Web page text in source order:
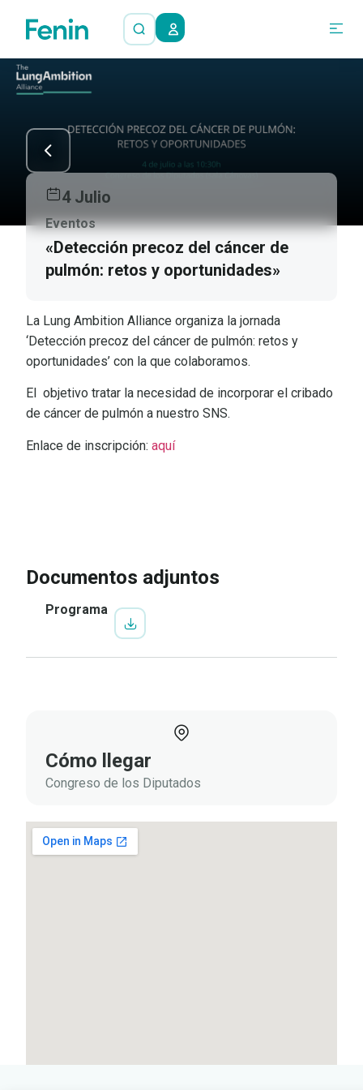
4 Julio
Eventos
«Detección precoz del cáncer de
pulmón: retos y oportunidades»
La Lung Ambition Alliance organiza la jornada
‘Detección precoz del cáncer de pulmón: retos y
oportunidades’ con la que colaboramos.
El
objetivo tratar la necesidad de incorporar el cribado
de cáncer de pulmón a nuestro SNS.
Enlace de inscripción: aquí
Documentos adjuntos
Programa
Cómo llegar
Congreso de los Diputados